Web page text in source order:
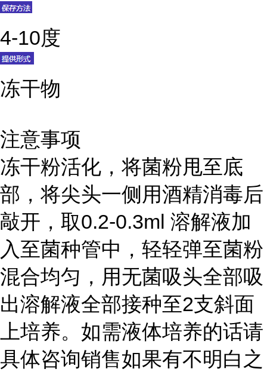
4-10度
冻干物
注意事项
冻干粉活化，将菌粉甩至底
部，将尖头一侧用酒精消毒后
敲开，取0.2-0.3ml 溶解液加
入至菌种管中，轻轻弹至菌粉
混合均匀，用无菌吸头全部吸
出溶解液全部接种至2支斜面
上培养。如需液体培养的话请
具体咨询销售如果有不明白之